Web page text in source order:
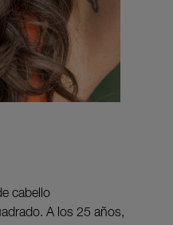
cabello
A los 25 años,